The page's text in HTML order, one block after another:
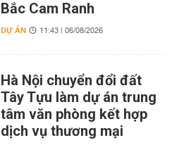
Bắc Cam Ranh
DỰ ÁN 11:43 | 06/08/2026
Hà Nội chuyển đổi đất
Tây Tựu làm dự án trung
tâm văn phòng kết hợp
dịch vụ thương mại